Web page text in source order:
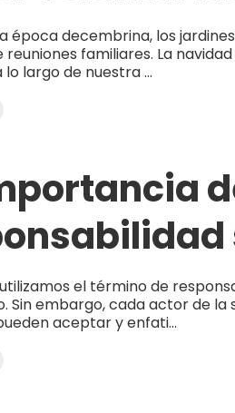
época decembrina, los
reuniones familiares. La
largo de nuestra ...
el término de
Sin embargo, cada actor de la
aceptar y enfati...